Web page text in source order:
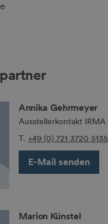
Annika Gehrmeyer
Ausstellerkontakt IRMA
T. +49 (0) 721 3720 5135
E-Mail senden
Marion Künstel